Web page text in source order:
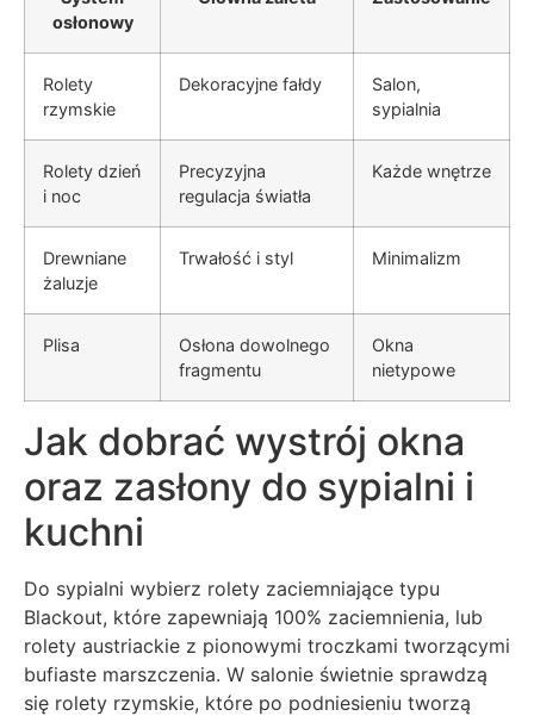
osłonowy
Rolety
rzymskie
Dekoracyjne fałdy
Salon,
sypialnia
Rolety dzień
i noc
Precyzyjna
regulacja światła
Każde wnętrze
Drewniane
żaluzje
Trwałość i styl Minimalizm
Plisa
Osłona dowolnego
fragmentu
Okna
nietypowe
Jak dobrać wystrój okna
oraz zasłony do sypialni i
kuchni
Do sypialni wybierz rolety zaciemniające typu
Blackout, które zapewniają 100% zaciemnienia, lub
rolety austriackie z pionowymi troczkami tworzącymi
bufiaste marszczenia. W salonie świetnie sprawdzą
się rolety rzymskie, które po podniesieniu tworzą